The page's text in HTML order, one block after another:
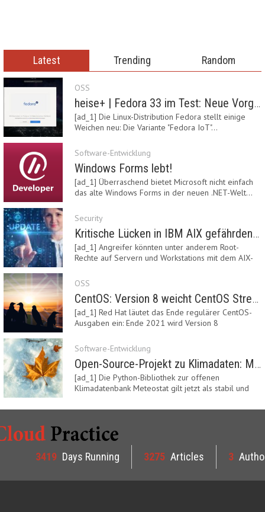
Latest Trending Random
OSS
heise+ | Fedora 33 im Test: Neue Vorgaben mit Btrfs, Systemd-Resolved und zRAM
[ad_1] Die Linux-Distribution Fedora stellt einige
Weichen neu: Die Variante "Fedora IoT"…
Software-Entwicklung
Windows Forms lebt!
[ad_1] Überraschend bietet Microsoft nicht einfach
das alte Windows Forms in der neuen .NET-Welt…
Security
Kritische Lücken in IBM AIX gefährden Server
[ad_1] Angreifer könnten unter anderem Root-
Rechte auf Servern und Workstations mit dem AIX-
OSS
CentOS: Version 8 weicht CentOS Stream
[ad_1] Red Hat läutet das Ende regulärer CentOS-
Ausgaben ein: Ende 2021 wird Version 8
Software-Entwicklung
Open-Source-Projekt zu Klimadaten: Meteostat Python Library 1.0 erschienen
[ad_1] Die Python-Bibliothek zur offenen
Klimadatenbank Meteostat gilt jetzt als stabil und
3419 Days Running 3275 Articles 3